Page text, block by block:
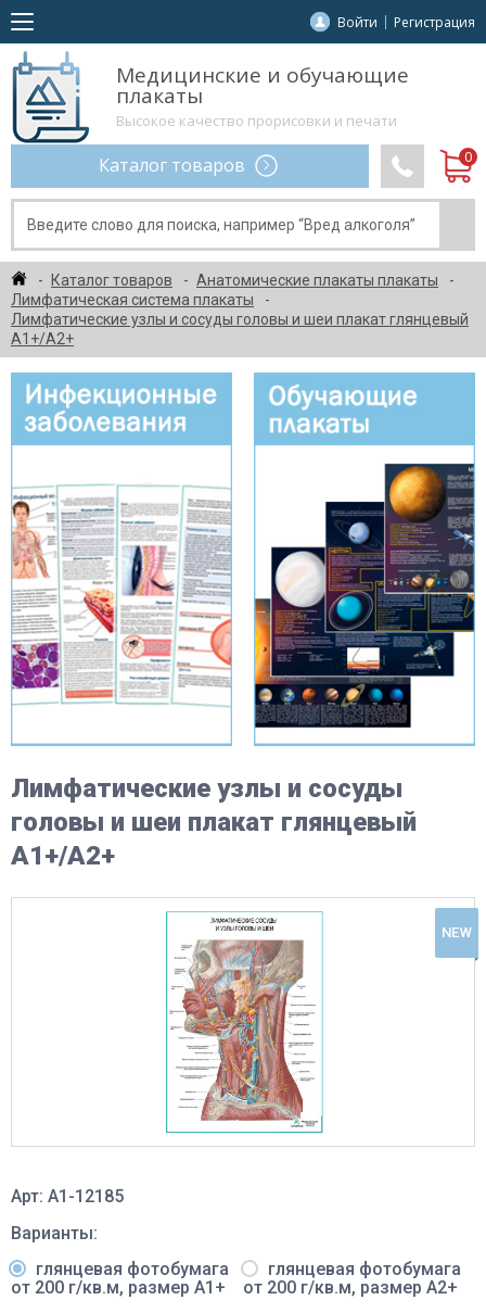
Войти Регистрация
Медицинские и обучающие
плакаты
Высокое качество прорисовки и печати
Каталог товаров
Каталог товаров
Анатомические плакаты плакаты
Лимфатическая система плакаты
Лимфатические узлы и сосуды головы и шеи плакат глянцевый
А1+/А2+
Лимфатические узлы и сосуды
головы и шеи плакат глянцевый
А1+/А2+
NEW
Арт: A1-12185
Варианты:
глянцевая фотобумага
от 200 г/кв.м, размер A1+
глянцевая фотобумага
от 200 г/кв.м, размер A2+